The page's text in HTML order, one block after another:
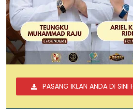
PASANG IKLAN ANDA DI SINI